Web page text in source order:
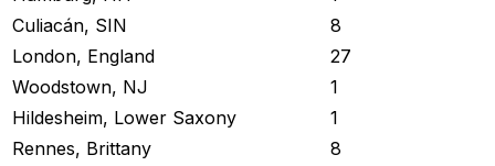
Culiacán, SIN
8
London, England
27
Woodstown, NJ
1
Hildesheim, Lower Saxony
1
Rennes, Brittany
8